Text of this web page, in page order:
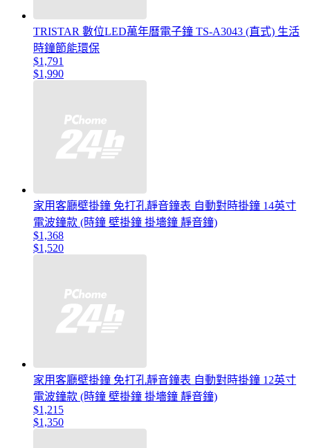
TRISTAR 數位LED萬年曆電子鐘 TS-A3043 (直式) 生活
時鐘節能環保
$1,791
$1,990
家用客廳壁掛鐘 免打孔靜音鐘表 自動對時掛鐘 14英寸
電波鐘款 (時鐘 壁掛鐘 掛墻鐘 靜音鐘)
$1,368
$1,520
家用客廳壁掛鐘 免打孔靜音鐘表 自動對時掛鐘 12英寸
電波鐘款 (時鐘 壁掛鐘 掛墻鐘 靜音鐘)
$1,215
$1,350